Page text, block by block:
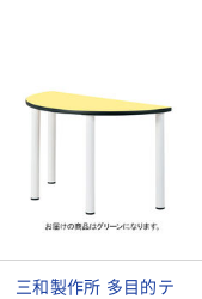
三和製作所 多目的テ